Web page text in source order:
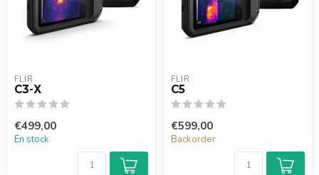
FLIR
C3-X
€499,00
En stock
FLIR
C5
€599,00
Backorder